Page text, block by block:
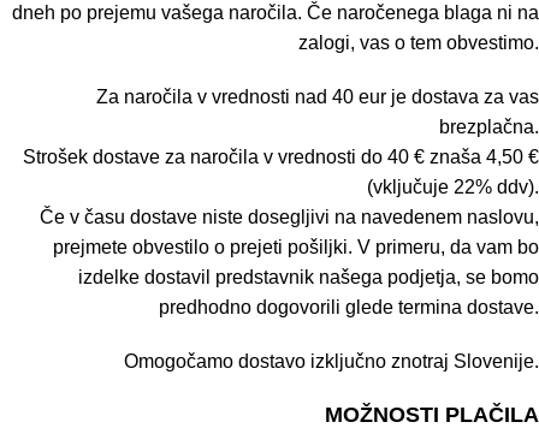
dneh po prejemu vašega naročila. Če naročenega blaga ni na
zalogi, vas o tem obvestimo.
Za naročila v vrednosti nad 40 eur je dostava za vas
brezplačna.
Strošek dostave za naročila v vrednosti do 40 € znaša 4,50 €
(vključuje 22% ddv).
Če v času dostave niste dosegljivi na navedenem naslovu,
prejmete obvestilo o prejeti pošiljki. V primeru, da vam bo
izdelke dostavil predstavnik našega podjetja, se bomo
predhodno dogovorili glede termina dostave.
Omogočamo dostavo izključno znotraj Slovenije.
MOŽNOSTI PLAČILA